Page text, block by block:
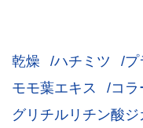
乾燥 ハチミツ プ
モモ葉エキス
コラ
グリチルリチン酸ジ